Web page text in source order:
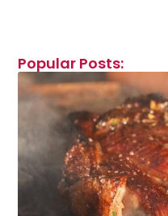
Popular Posts: